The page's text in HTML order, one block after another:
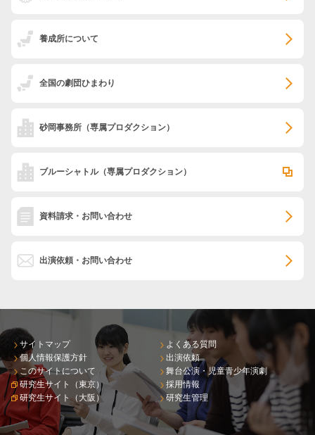
養成所について
全国の劇団ひまわり
砂岡事務所 （専属プロダクション）
ブルーシャトル（専属プロダクション）
資料請求・お問い合わせ
出演依頼・お問い合わせ
サイトマップ
個人情報保護方針
このサイトについて
研究生サイト（東京）
研究生サイト（大阪）
よくある質問
出演依頼
舞台公演・児童青少年演劇
採用情報
研究生管理